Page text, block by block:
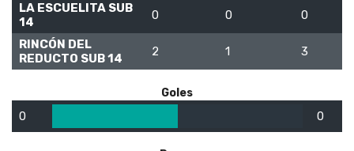
LA ESCUELITA SUB
14
0 0 0
RINCÓN DEL
REDUCTO SUB 14
2 1 3
Goles
0 0